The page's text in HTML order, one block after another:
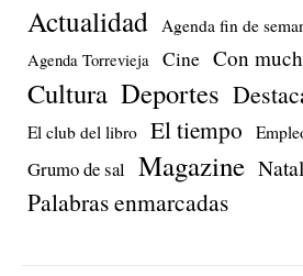
Actualidad Agenda fin de
Agenda Torrevieja Cine Con
Cultura Deportes
El club del libro El tiempo
Grumo de sal Magazine
Palabras enmarcadas